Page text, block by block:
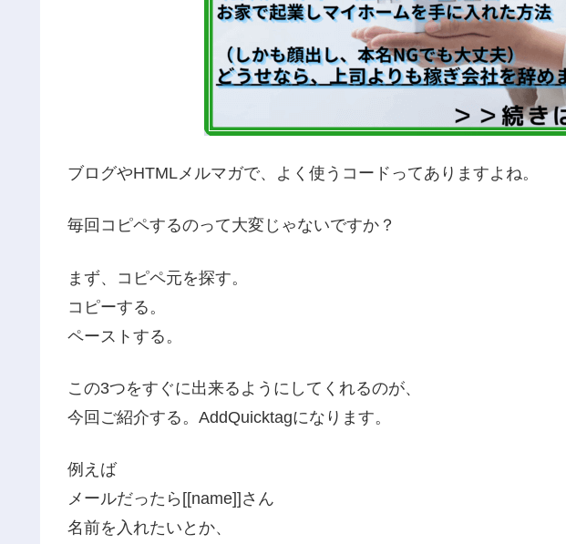
ブログやHTMLメルマガで、よく使うコードってありますよね。
毎回コピペするのって大変じゃないですか？
まず、コピペ元を探す。
コピーする。
ペーストする。
この3つをすぐに出来るようにしてくれるのが、
今回ご紹介する。AddQuicktagになります。
例えば
メールだったら[[name]]さん
名前を入れたいとか、